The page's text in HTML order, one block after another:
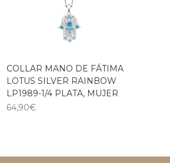
COLLAR MANO DE FÁTIMA
LOTUS SILVER RAINBOW
LP1989-1/4 PLATA, MUJER
64,90€